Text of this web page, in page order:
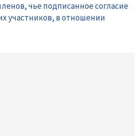
чье подписанное согласие
участников, в отношении